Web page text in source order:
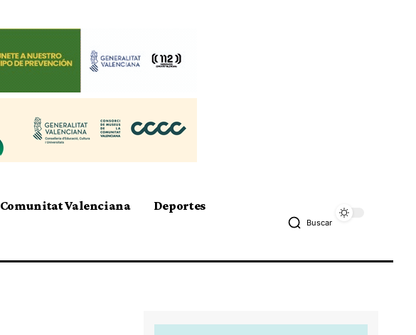
Comunitat Valenciana Deportes
Buscar